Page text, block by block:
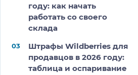
году: как начать
работать со своего
склада
Штрафы Wildberries для
продавцов в 2026 году:
таблица и оспаривание